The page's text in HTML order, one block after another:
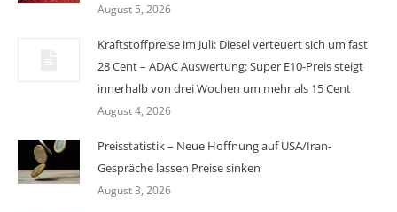
August 5, 2026
Kraftstoffpreise im Juli: Diesel verteuert sich um fast
28 Cent – ADAC Auswertung: Super E10-Preis steigt
innerhalb von drei Wochen um mehr als 15 Cent
August 4, 2026
Preisstatistik – Neue Hoffnung auf USA/Iran-
Gespräche lassen Preise sinken
August 3, 2026